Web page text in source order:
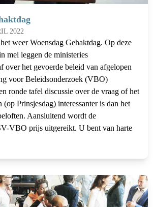
2022
weer Woensdag Gehaktdag. Op deze
mei leggen de ministeries
over het gevoerde beleid van afgelopen
voor Beleidsonderzoek (VBO)
ronde tafel discussie over de vraag of het
(op Prinsjesdag) interessanter is dan het
Aansluitend wordt de
VBO prijs uitgereikt. U bent van harte